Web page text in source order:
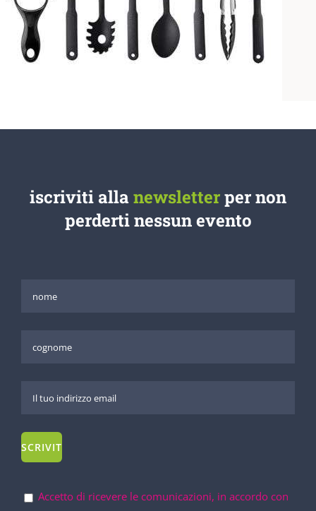
iscriviti allanewsletterper non
perderti nessun evento
Accetto di ricevere le comunicazioni, in accordo con